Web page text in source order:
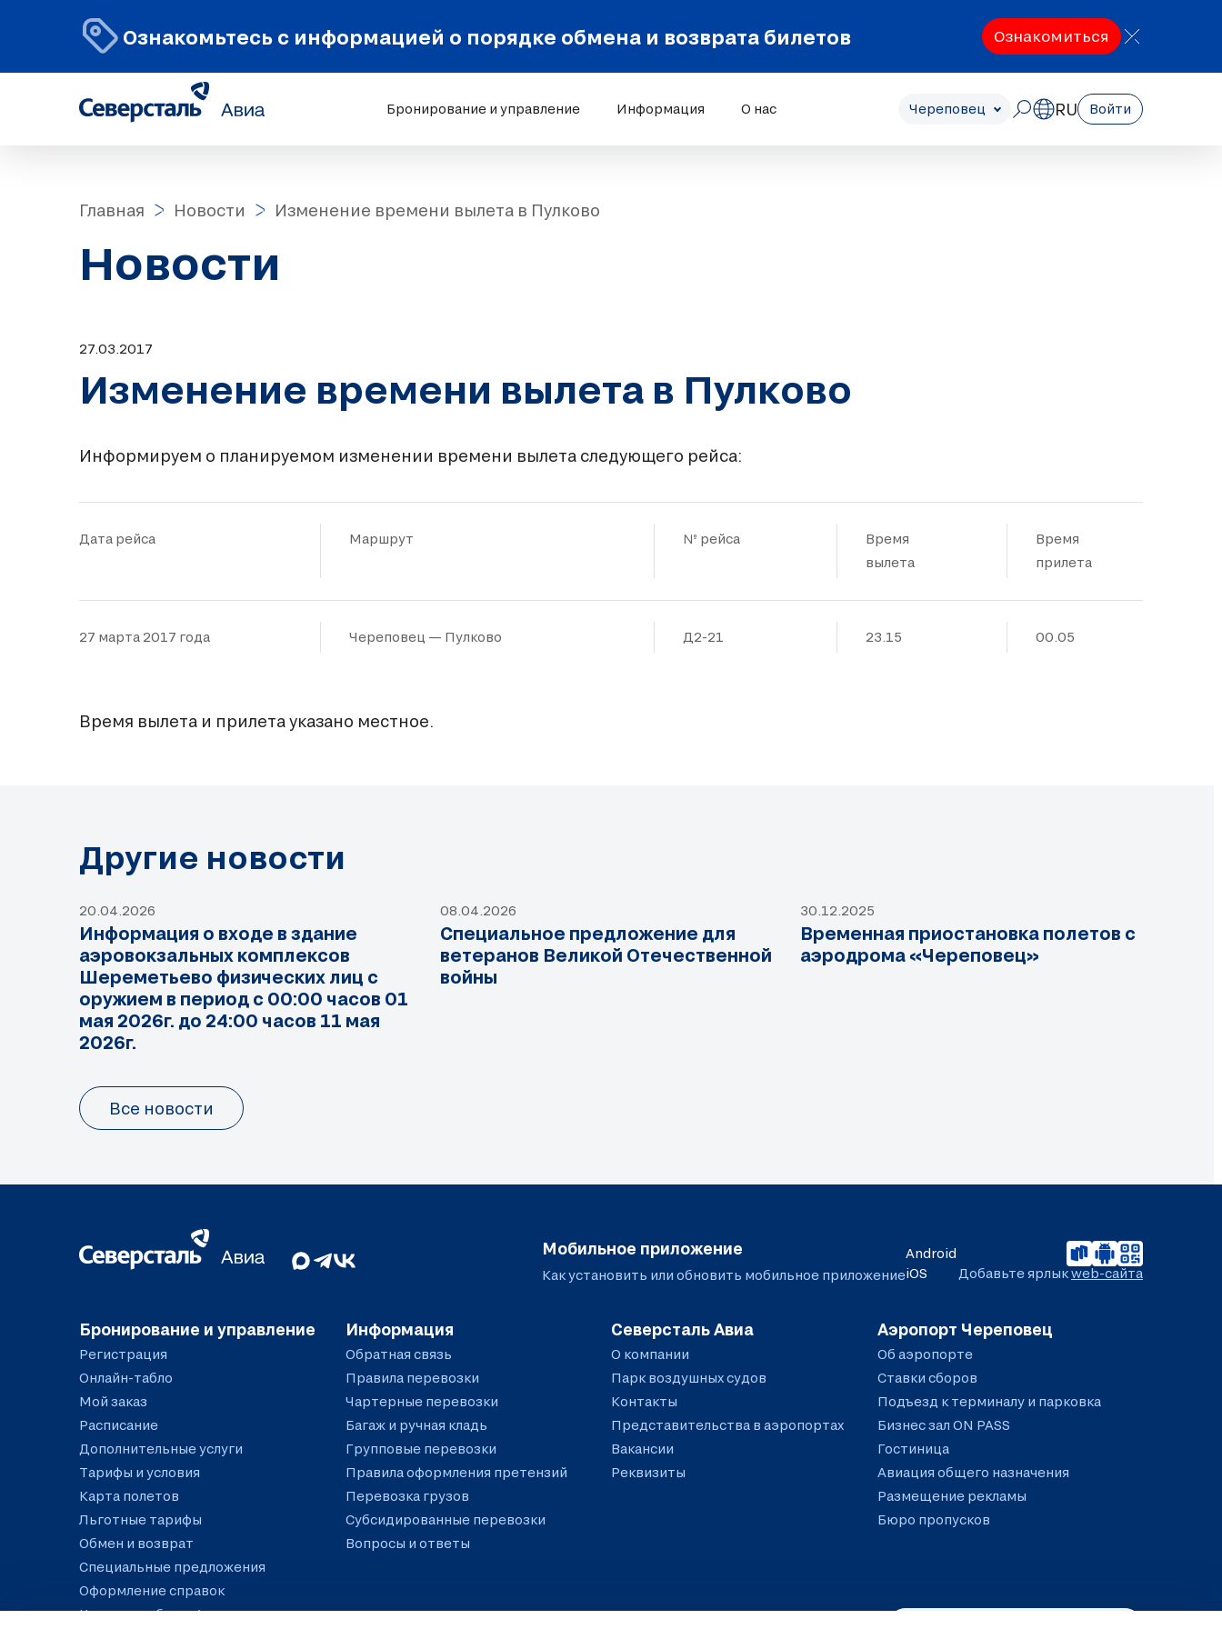
Ознакомьтесь с информацией о порядке обмена и возврата билетов Ознакомиться
Бронирование и управление Информация О нас Череповец RU Войти
Главная Новости Изменение времени вылета в Пулково
Новости
27.03.2017
Изменение времени вылета в Пулково
Информируем о планируемом изменении времени вылета следующего рейса:
Дата рейса Маршрут № рейса
Время
вылета
Время
прилета
27 марта 2017 года Череповец — Пулково Д2-21 23.15 00.05
Время вылета и прилета указано местное.
Другие новости
20.04.2026
Информация о входе в здание
аэровокзальных комплексов
Шереметьево физических лиц с
оружием в период с 00:00 часов 01
мая 2026г. до 24:00 часов 11 мая
2026г.
08.04.2026
Специальное предложение для
ветеранов Великой Отечественной
войны
30.12.2025
Временная приостановка полетов с
аэродрома «Череповец»
Все новости
Мобильное приложение
Как установить или обновить мобильное приложение
Android
iOS
Добавьте ярлыкweb-сайта
Бронирование и управление
Регистрация
Онлайн-табло
Мой заказ
Расписание
Дополнительные услуги
Тарифы и условия
Карта полетов
Льготные тарифы
Обмен и возврат
Специальные предложения
Оформление справок
Как купить билет/услугу
Информация
Обратная связь
Правила перевозки
Чартерные перевозки
Багаж и ручная кладь
Групповые перевозки
Правила оформления претензий
Перевозка грузов
Субсидированные перевозки
Вопросы и ответы
Северсталь Авиа
О компании
Парк воздушных судов
Контакты
Представительства в аэропортах
Вакансии
Реквизиты
Аэропорт Череповец
Об аэропорте
Ставки сборов
Подъезд к терминалу и парковка
Бизнес зал ON PASS
Гостиница
Авиация общего назначения
Размещение рекламы
Бюро пропусков